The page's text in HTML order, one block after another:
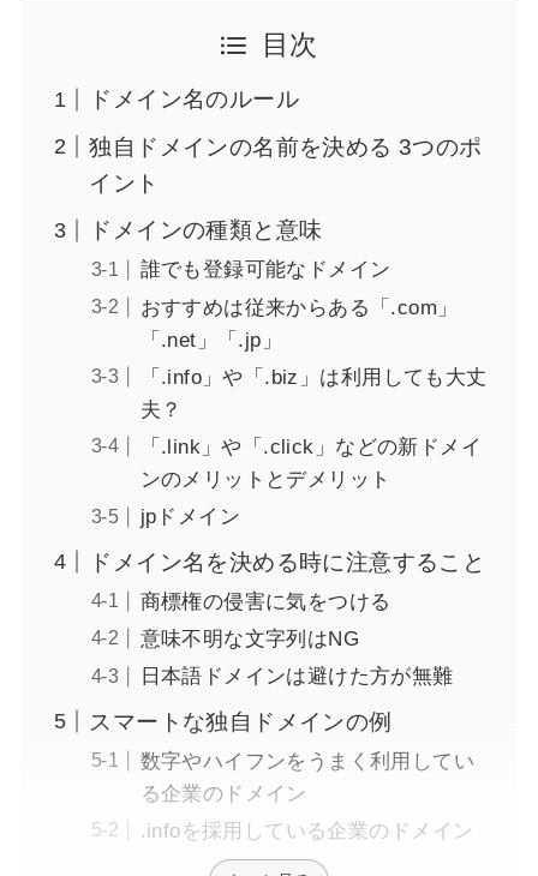
目次
ドメイン名のルール
独自ドメインの名前を決める 3つのポ
イント
ドメインの種類と意味
誰でも登録可能なドメイン
おすすめは従来からある「.com」
「.net」「.jp」
「.info」や「.biz」は利用しても大丈
夫？
「.link」や「.click」などの新ドメイ
ンのメリットとデメリット
jpドメイン
ドメイン名を決める時に注意すること
商標権の侵害に気をつける
意味不明な文字列はNG
日本語ドメインは避けた方が無難
スマートな独自ドメインの例
数字やハイフンをうまく利用してい
る企業のドメイン
.infoを採用している企業のドメイン